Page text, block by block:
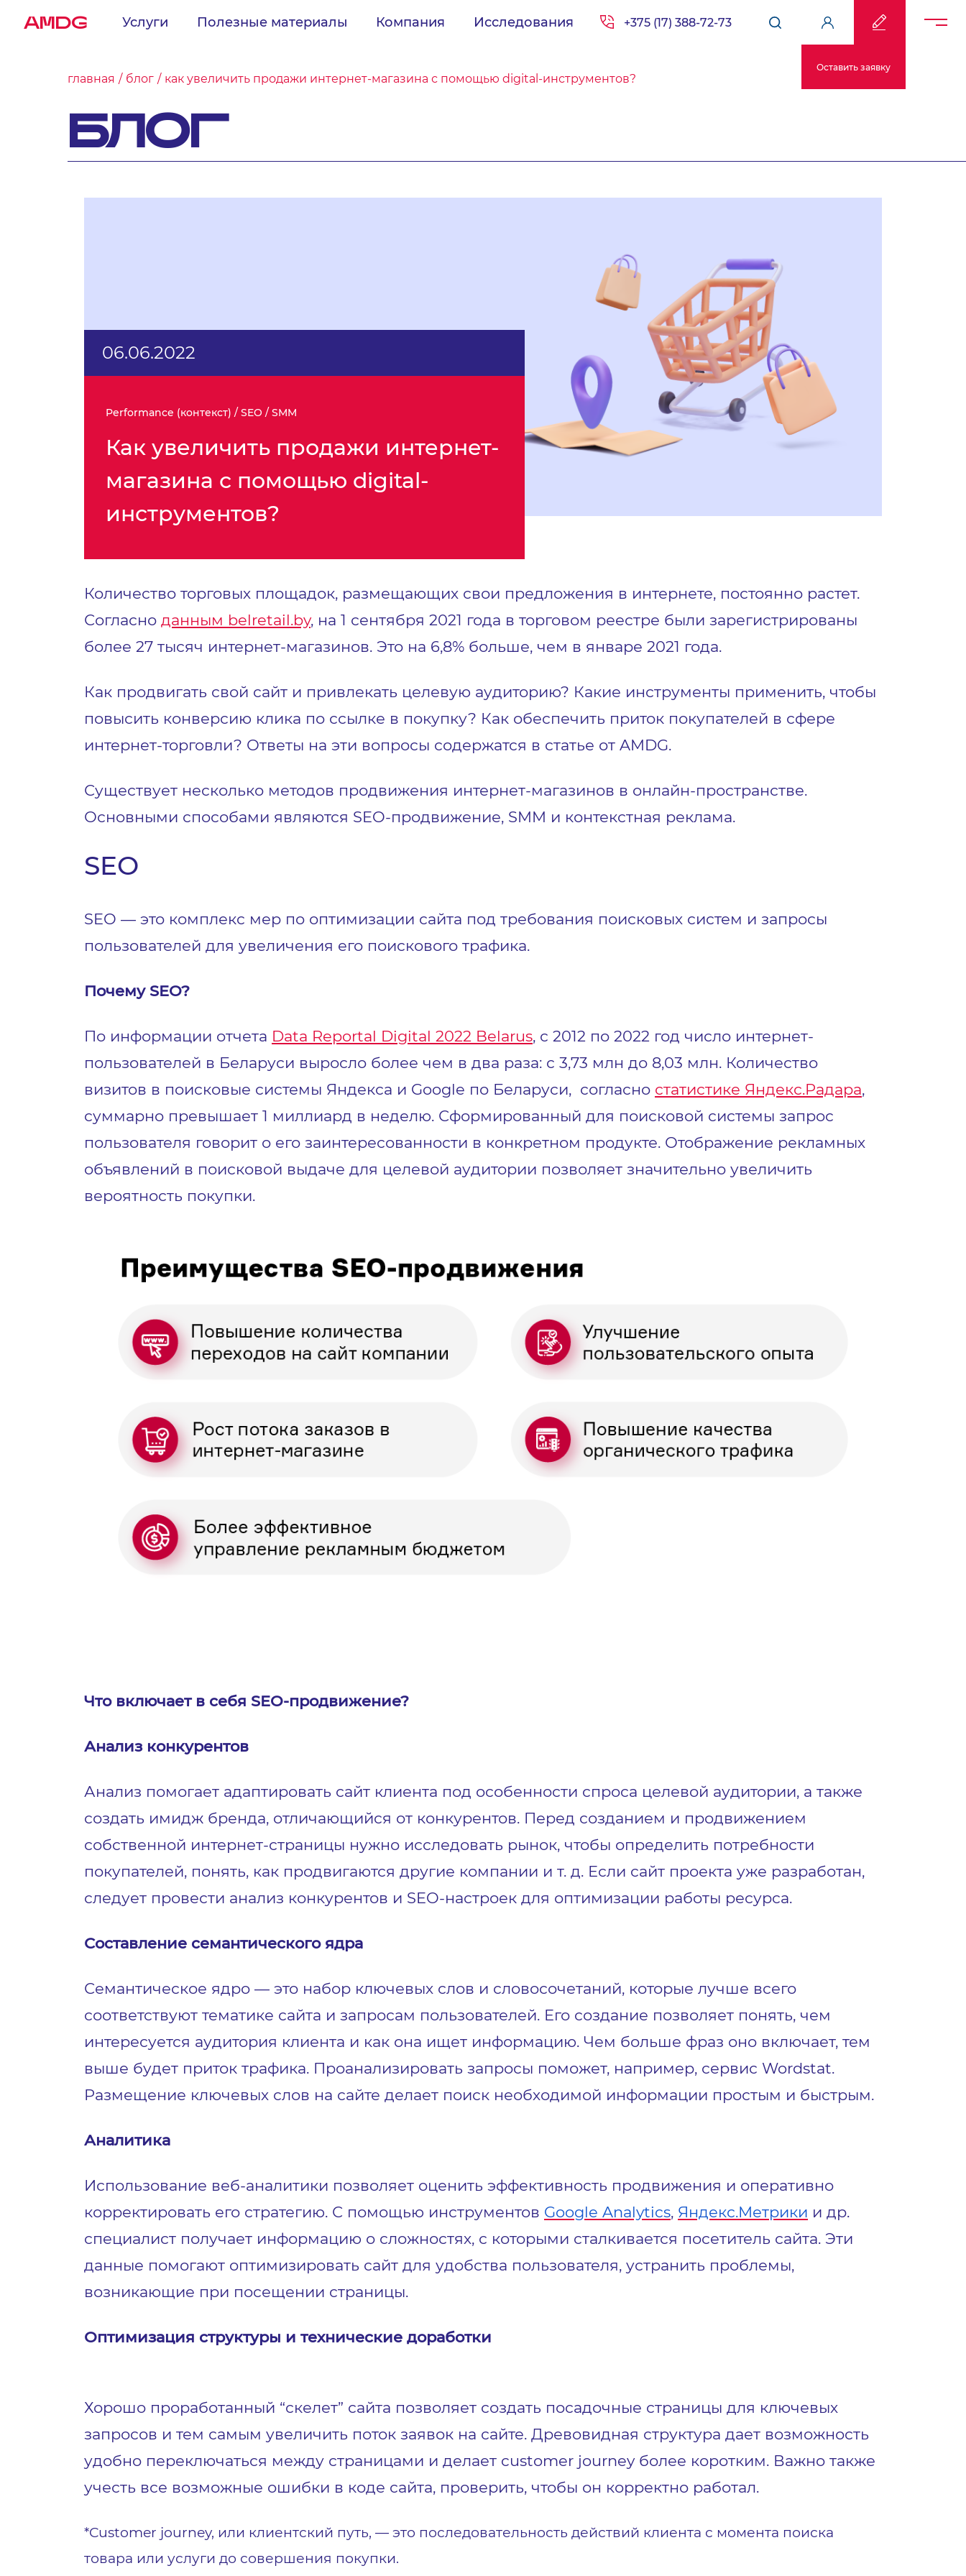
AMDG Услуги Полезные материалы Компания Исследования +375 (17) 388-72-73
Оставить заявку
главная блог как увеличить продажи интернет-магазина с помощью digital-инструментов?
БЛОГ
06.06.2022
Performance (контекст) / SEO / SMM
Как увеличить продажи интернет-
магазина с помощью digital-
инструментов?
Количество торговых площадок, размещающих свои предложения в интернете, постоянно растет.
Согласно данным belretail.by, на 1 сентября 2021 года в торговом реестре были зарегистрированы
более 27 тысяч интернет-магазинов. Это на 6,8% больше, чем в январе 2021 года.
Как продвигать свой сайт и привлекать целевую аудиторию? Какие инструменты применить, чтобы
повысить конверсию клика по ссылке в покупку? Как обеспечить приток покупателей в сфере
интернет-торговли? Ответы на эти вопросы содержатся в статье от AMDG.
Существует несколько методов продвижения интернет-магазинов в онлайн-пространстве.
Основными способами являются SEO-продвижение, SMM и контекстная реклама.
SEO
SEO — это комплекс мер по оптимизации сайта под требования поисковых систем и запросы
пользователей для увеличения его поискового трафика.
Почему SEO?
По информации отчета Data Reportal Digital 2022 Belarus, с 2012 по 2022 год число интернет-
пользователей в Беларуси выросло более чем в два раза: с 3,73 млн до 8,03 млн. Количество
визитов в поисковые системы Яндекса и Google по Беларуси, согласно статистике Яндекс.Радара,
суммарно превышает 1 миллиард в неделю. Сформированный для поисковой системы запрос
пользователя говорит о его заинтересованности в конкретном продукте. Отображение рекламных
объявлений в поисковой выдаче для целевой аудитории позволяет значительно увеличить
вероятность покупки.
Что включает в себя SEO-продвижение?
Анализ конкурентов
Анализ помогает адаптировать сайт клиента под особенности спроса целевой аудитории, а также
создать имидж бренда, отличающийся от конкурентов. Перед созданием и продвижением
собственной интернет-страницы нужно исследовать рынок, чтобы определить потребности
покупателей, понять, как продвигаются другие компании и т. д. Если сайт проекта уже разработан,
следует провести анализ конкурентов и SEO-настроек для оптимизации работы ресурса.
Составление семантического ядра
Семантическое ядро — это набор ключевых слов и словосочетаний, которые лучше всего
соответствуют тематике сайта и запросам пользователей. Его создание позволяет понять, чем
интересуется аудитория клиента и как она ищет информацию. Чем больше фраз оно включает, тем
выше будет приток трафика. Проанализировать запросы поможет, например, сервис Wordstat.
Размещение ключевых слов на сайте делает поиск необходимой информации простым и быстрым.
Аналитика
Использование веб-аналитики позволяет оценить эффективность продвижения и оперативно
корректировать его стратегию. С помощью инструментов Google Analytics, Яндекс.Метрики и др.
специалист получает информацию о сложностях, с которыми сталкивается посетитель сайта. Эти
данные помогают оптимизировать сайт для удобства пользователя, устранить проблемы,
возникающие при посещении страницы.
Оптимизация структуры и технические доработки
Хорошо проработанный “скелет” сайта позволяет создать посадочные страницы для ключевых
запросов и тем самым увеличить поток заявок на сайте. Древовидная структура дает возможность
удобно переключаться между страницами и делает customer journey более коротким. Важно также
учесть все возможные ошибки в коде сайта, проверить, чтобы он корректно работал.
*Customer journey, или клиентский путь, — это последовательность действий клиента с момента поиска
товара или услуги до совершения покупки.